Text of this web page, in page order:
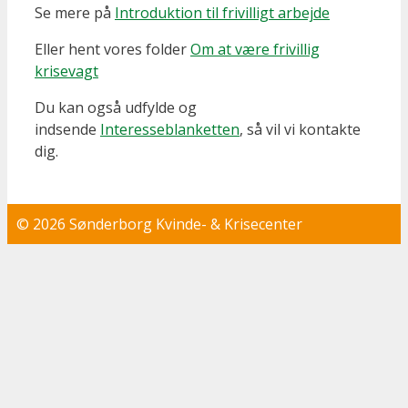
Se mere på Introduktion til frivilligt arbejde
Eller hent vores folderOm at være frivillig
krisevagt
Du kan også udfylde og
indsende Interesseblanketten, så vil vi kontakte
dig.
© 2026 Sønderborg Kvinde- & Krisecenter